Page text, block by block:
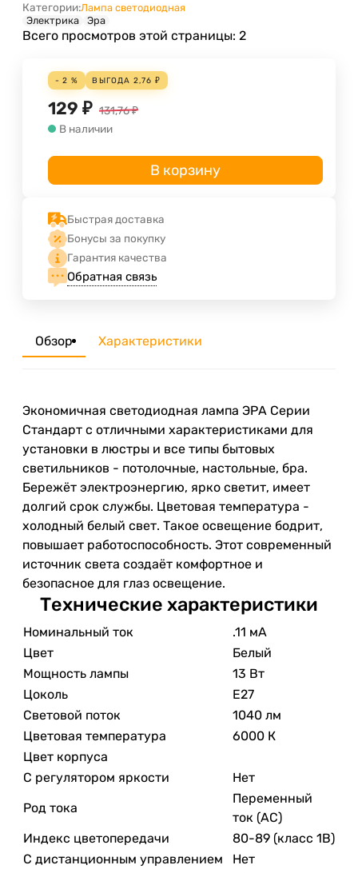
Категории:Лампа светодиодная
Электрика
Эра
Всего просмотров этой страницы: 2
- 2 % ВЫГОДА 2,76 ₽
129 ₽ 131,76₽
В наличии
В корзину
Быстрая доставка
Бонусы за покупку
Гарантия качества
Обратная связь
Обзор Характеристики
Экономичная светодиодная лампа ЭРА Серии
Стандарт с отличными характеристиками для
установки в люстры и все типы бытовых
светильников - потолочные, настольные, бра.
Бережёт электроэнергию, ярко светит, имеет
долгий срок службы. Цветовая температура -
холодный белый свет. Такое освещение бодрит,
повышает работоспособность. Этот современный
источник света создаёт комфортное и
безопасное для глаз освещение.
Технические характеристики
Номинальный ток
.11 мА
Цвет
Белый
Мощность лампы
13 Вт
Цоколь
E27
Световой поток
1040 лм
Цветовая температура
6000 К
Цвет корпуса
С регулятором яркости
Нет
Род тока
Переменный
ток (AC)
Индекс цветопередачи
80-89 (класс 1В)
С дистанционным управлением
Нет